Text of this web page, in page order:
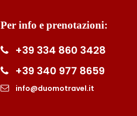
Per info e prenotazioni:
+39 334 860 3428
+39 340 977 8659
info@duomotravel.it